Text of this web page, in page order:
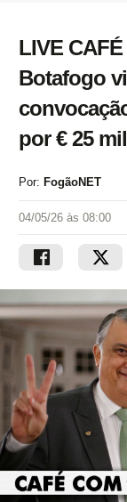
LIVE
Botafogo
por € 25
Por: FogãoNET
04/05/26 às 08:00